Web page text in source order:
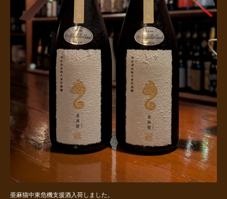
亜麻猫中東危機支援酒入荷しました。